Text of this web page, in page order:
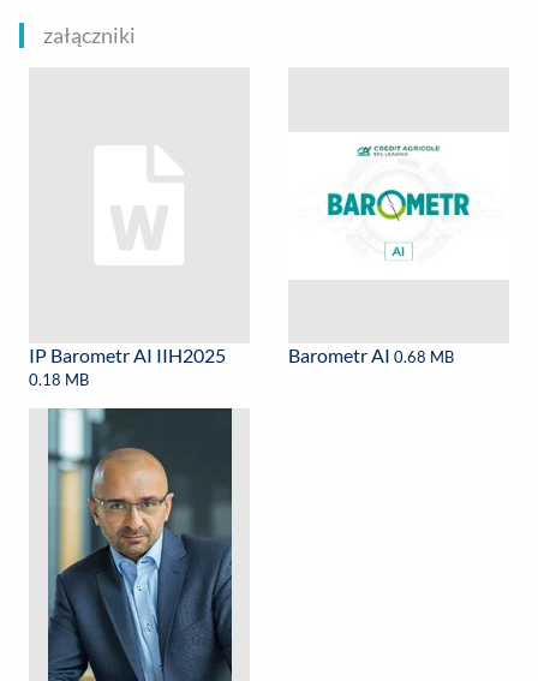
załączniki
IP Barometr AI IIH2025
0.18 MB
Barometr AI 0.68 MB